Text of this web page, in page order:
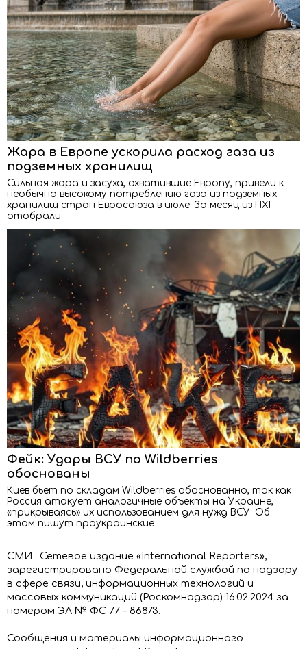
Жара в Европе ускорила расход газа из
подземных хранилищ
Сильная жара и засуха, охватившие Европу, привели к
необычно высокому потреблению газа из подземных
хранилищ стран Евросоюза в июле. За месяц из ПХГ
отобрали
Фейк: Удары ВСУ по Wildberries
обоснованы
Киев бьет по складам Wildberries обоснованно, так как
Россия атакует аналогичные объекты на Украине,
«прикрываясь» их использованием для нужд ВСУ. Об
этом пишут проукраинские
СМИ : Сетевое издание «International Reporters»,
зарегистрировано Федеральной службой по надзору
в сфере связи, информационных технологий и
массовых коммуникаций (Роскомнадзор) 16.02.2024 за
номером ЭЛ № ФС 77 – 86873.
Сообщения и материалы информационного